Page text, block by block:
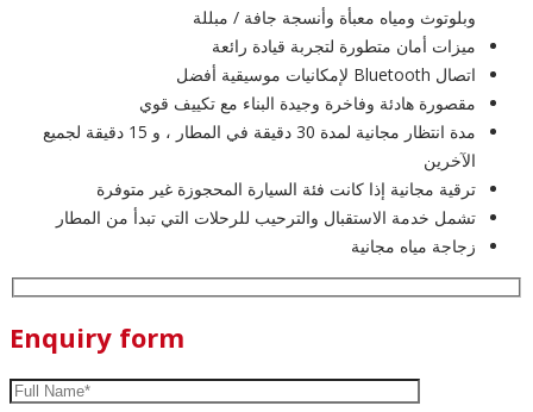
وبلوتوث ومياه معبأة وأنسجة جافة / مبللة
ميزات أمان متطورة لتجربة قيادة رائعة
اتصال Bluetooth لإمكانيات موسيقية أفضل
مقصورة هادئة وفاخرة وجيدة البناء مع تكييف قوي
مدة انتظار مجانية لمدة 30 دقيقة في المطار ، و 15 دقيقة لجميع
الآخرين
ترقية مجانية إذا كانت فئة السيارة المحجوزة غير متوفرة
تشمل خدمة الاستقبال والترحيب للرحلات التي تبدأ من المطار
زجاجة مياه مجانية
Enquiry form